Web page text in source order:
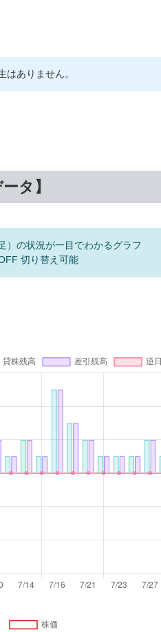
はありません。
タ】
）の状況が一目でわかるグラフ
切り替え可能